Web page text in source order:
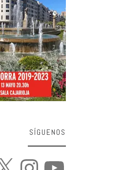
SÍGUENOS
Instagram YouTube